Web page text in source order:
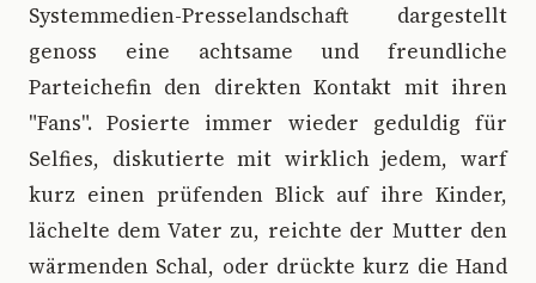
Systemmedien-Presselandschaft dargestellt
genoss eine achtsame und freundliche
Parteichefin den direkten Kontakt mit ihren
"Fans". Posierte immer wieder geduldig für
Selfies, diskutierte mit wirklich jedem, warf
kurz einen prüfenden Blick auf ihre Kinder,
lächelte dem Vater zu, reichte der Mutter den
wärmenden Schal, oder drückte kurz die Hand